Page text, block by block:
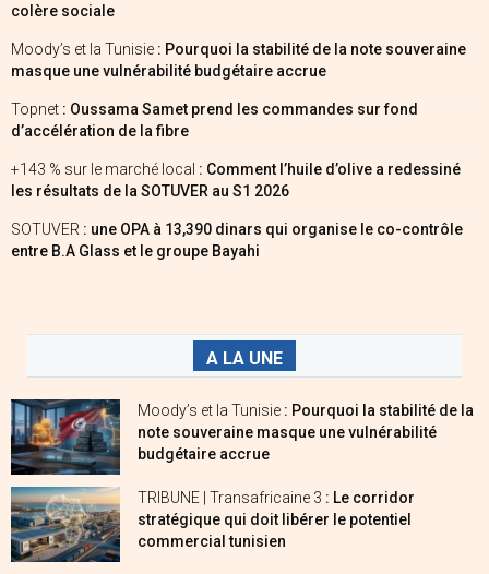
colère sociale
Moody’s et la Tunisie : Pourquoi la stabilité de la note souveraine
masque une vulnérabilité budgétaire accrue
Topnet : Oussama Samet prend les commandes sur fond
d’accélération de la fibre
+143 % sur le marché local : Comment l’huile d’olive a redessiné
les résultats de la SOTUVER au S1 2026
SOTUVER : une OPA à 13,390 dinars qui organise le co-contrôle
entre B.A Glass et le groupe Bayahi
A LA UNE
Moody’s et la Tunisie : Pourquoi la stabilité de la
note souveraine masque une vulnérabilité
budgétaire accrue
TRIBUNE | Transafricaine 3 : Le corridor
stratégique qui doit libérer le potentiel
commercial tunisien